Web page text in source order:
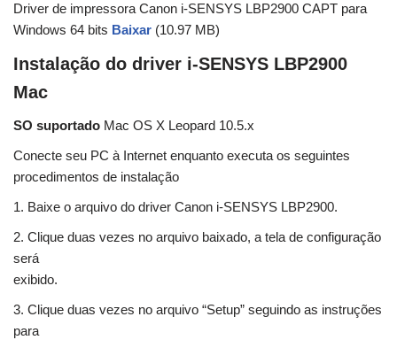
Driver de impressora Canon i-SENSYS LBP2900 CAPT para
Windows 64 bits Baixar (10.97 MB)
Instalação do driver i-SENSYS LBP2900
Mac
SO suportado Mac OS X Leopard 10.5.x
Conecte seu PC à Internet enquanto executa os seguintes
procedimentos de instalação
1. Baixe o arquivo do driver Canon i-SENSYS LBP2900.
2. Clique duas vezes no arquivo baixado, a tela de configuração
será
exibido.
3. Clique duas vezes no arquivo “Setup” seguindo as instruções
para